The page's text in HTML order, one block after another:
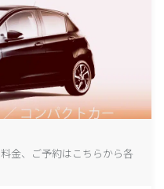
金、ご予約はこちらから各